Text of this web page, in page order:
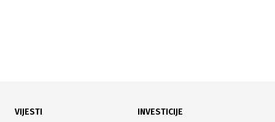
VIJESTI INVESTICIJE